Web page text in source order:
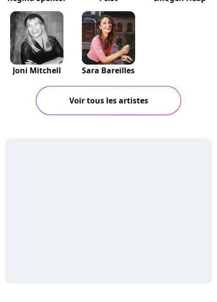
Joni Mitchell Sara Bareilles
Voir tous les artistes